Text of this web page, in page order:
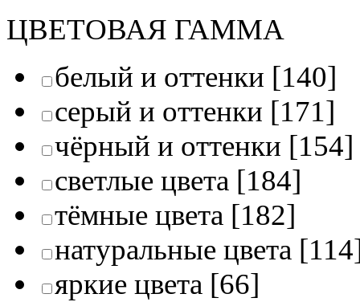
ЦВЕТОВАЯ ГАММА
белый и оттенки [140]
серый и оттенки [171]
чёрный и оттенки [154]
светлые цвета [184]
тёмные цвета [182]
натуральные цвета
яркие цвета [66]